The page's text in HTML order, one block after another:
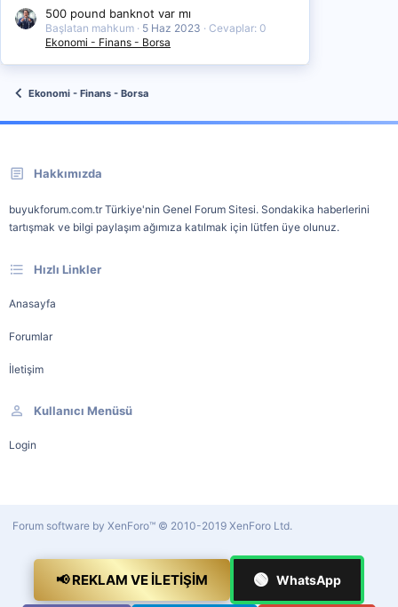
500 pound banknot var mı
Başlatan mahkum 5 Haz 2023
Cevaplar: 0
Ekonomi - Finans - Borsa
Ekonomi - Finans - Borsa
Hakkımızda
buyukforum.com.tr Türkiye'nin Genel Forum Sitesi. Sondakika haberlerini
tartışmak ve bilgi paylaşım ağımıza katılmak için lütfen üye olunuz.
Hızlı Linkler
Anasayfa
Forumlar
İletişim
Kullanıcı Menüsü
Login
Forum software by XenForo™ © 2010-2019 XenForo Ltd.
📢 REKLAM VE İLETIŞIM 🟢 WhatsApp